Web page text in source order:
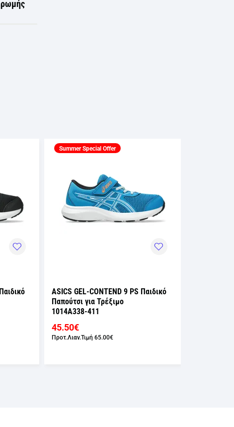
Summer Special Offer
ASICS GEL-CONTEND 9 PS Παιδικό
Παπούτσι για Τρέξιμο
1014A338-010
45.50€